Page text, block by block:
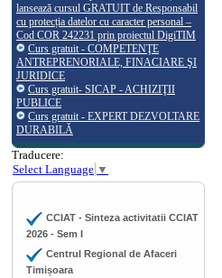
lansează cursul GRATUIT de Responsabil
cu protecția datelor cu caracter personal –
Cod COR 242231 prin proiectul DigiTIM
Curs gratuit - COMPETENŢE
ANTREPRENORIALE, FINACIARE ŞI
JURIDICE
Curs gratuit- SICAP - ACHIZIŢII
PUBLICE
Curs gratuit - EXPERT DEZVOLTARE
DURABILĂ
Traducere:
Select Language ▼
CCIAT - Sinteza activitatii CCIAT
2026 - Sem I
Centrul Regional de Afaceri
Timișoara